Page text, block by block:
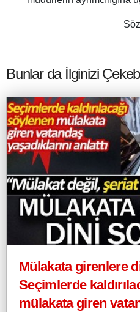
Bunlar da İlginizi
Mülakata girenlere
Seçimlerde
mülakata giren